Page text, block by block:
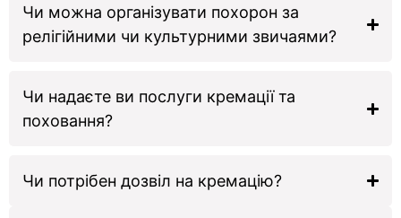
Чи можна організувати похорон за
релігійними чи культурними звичаями?
Чи надаєте ви послуги кремації та
поховання?
Чи потрібен дозвіл на кремацію?